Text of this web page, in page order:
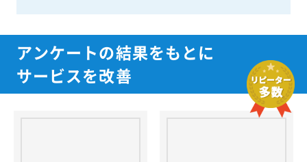
アンケートの結果をもとに
サービスを改善